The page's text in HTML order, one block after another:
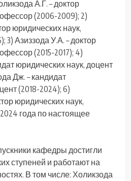
А.Г. – доктор
(2006-2009); 2)
юридических наук,
3) Азиззода У.А. – доктор
(2015-2017); 4)
юридических наук, доцент
Дж. – кандидат
(2018-2024); 6)
юридических наук,
года по настоящее
кафедры достигли
ступеней и работают на
В том числе: Холикзода